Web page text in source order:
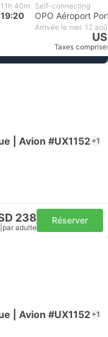
11h 40m Self-connecting
19:20 OPO Aéroport
Arrivée le mer. 12
Taxes
| Avion #UX1152 +1
238
par adulte
Réserver
| Avion #UX1152 +1